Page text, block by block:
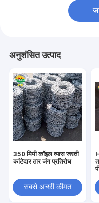
अनुशंसित उत्पाद
350 मिमी कॉइल व्यास जस्ती
कांटेदार तार जंग प्रतिरोध
सबसे अच्छी कीमत